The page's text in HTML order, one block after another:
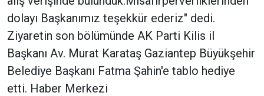
dolayı Başkanımız teşekkür ederiz" dedi.
Ziyaretin son bölümünde AK Parti Kilis il
Başkanı Av. Murat Karataş Gaziantep Büyükşehir
Belediye Başkanı Fatma Şahin'e tablo hediye
etti. Haber Merkezi